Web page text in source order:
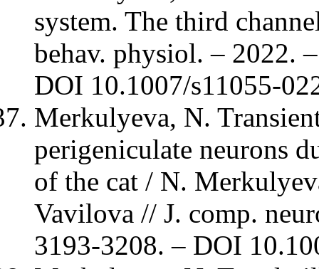
system. The third
behav. physiol. – 2022.
DOI 10.1007/s11055-
Merkulyeva, N.
perigeniculate neurons
of the cat / N.
Vavilova // J. comp.
3193-3208. – DOI